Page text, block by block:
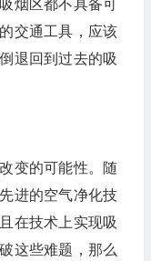
烟区都不具备可
交通工具，应该
退回到过去的吸
变的可能性。随
进的空气净化技
在技术上实现吸
这些难题，那么